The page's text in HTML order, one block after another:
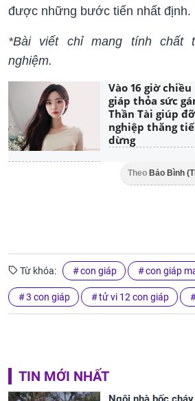
được những bước tiến nhất định.
*Bài viết chỉ mang tính chất
nghiệm.
Vào 16 giờ
giáp thỏa sức
Thần Tài giúp
nghiệp thăng
dừng
Theo Bảo Bình
Từ khóa: con giáp con giáp
3 con giáp tử vi 12 con giáp
TIN MỚI NHẤT